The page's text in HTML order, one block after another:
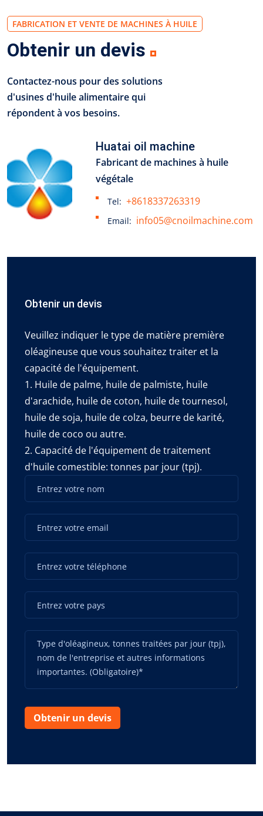
FABRICATION ET VENTE DE MACHINES À HUILE
Obtenir un devis
Contactez-nous pour des solutions
d'usines d'huile alimentaire qui
répondent à vos besoins.
Huatai oil machine
Fabricant de machines à huile
végétale
Tel:+8618337263319
Email: info05@cnoilmachine.com
Obtenir un devis
Veuillez indiquer le type de matière première
oléagineuse que vous souhaitez traiter et la
capacité de l'équipement.
1. Huile de palme, huile de palmiste, huile
d'arachide, huile de coton, huile de tournesol,
huile de soja, huile de colza, beurre de karité,
huile de coco ou autre.
2. Capacité de l'équipement de traitement
d'huile comestible: tonnes par jour (tpj).